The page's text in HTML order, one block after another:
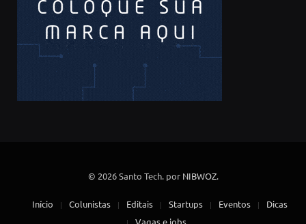
© 2026 Santo Tech. por NIBWOZ.
Início Colunistas Editais Startups Eventos
Dicas
Vagas e jobs